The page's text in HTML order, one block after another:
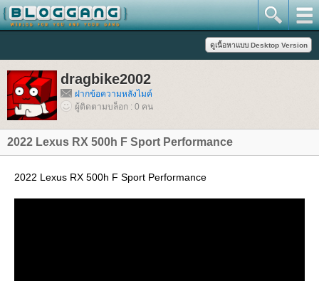
dragbike2002
ฝากข้อความหลังไมค์
ผู้ติดตามบล็อก : 0 คน
2022 Lexus RX 500h F Sport Performance
2022 Lexus RX 500h F Sport Performance